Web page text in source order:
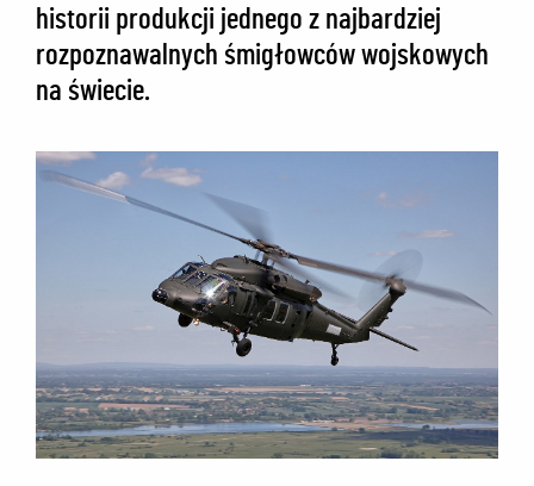
historii produkcji jednego z najbardziej
rozpoznawalnych śmigłowców wojskowych
na świecie.